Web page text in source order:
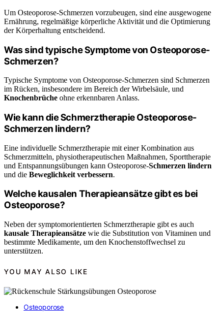
Um Osteoporose-Schmerzen vorzubeugen, sind eine ausgewogene
Ernährung, regelmäßige körperliche Aktivität und die Optimierung
der Körperhaltung entscheidend.
Was sind typische Symptome von Osteoporose-
Schmerzen?
Typische Symptome von Osteoporose-Schmerzen sind Schmerzen
im Rücken, insbesondere im Bereich der Wirbelsäule, und
Knochenbrüche ohne erkennbaren Anlass.
Wie kann die Schmerztherapie Osteoporose-
Schmerzen lindern?
Eine individuelle Schmerztherapie mit einer Kombination aus
Schmerzmitteln, physiotherapeutischen Maßnahmen, Sporttherapie
und Entspannungsübungen kann Osteoporose-Schmerzen lindern
und die Beweglichkeit verbessern.
Welche kausalen Therapieansätze gibt es bei
Osteoporose?
Neben der symptomorientierten Schmerztherapie gibt es auch
kausale Therapieansätze wie die Substitution von Vitaminen und
bestimmte Medikamente, um den Knochenstoffwechsel zu
unterstützen.
YOU MAY ALSO LIKE
Osteoporose